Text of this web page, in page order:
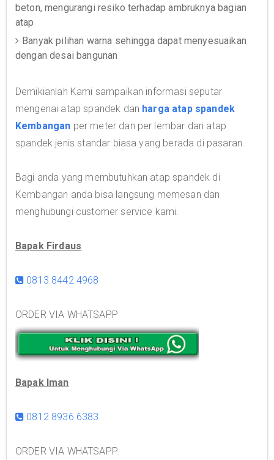
beton, mengurangi resiko terhadap ambruknya bagian
atap
Banyak pilihan warna sehingga dapat menyesuaikan
dengan desai bangunan
Demikianlah Kami sampaikan informasi seputar
mengenai atap spandek dan harga atap spandek
Kembangan per meter dan per lembar dari atap
spandek jenis standar biasa yang berada di pasaran.
Bagi anda yang membutuhkan atap spandek di
Kembangan anda bisa langsung memesan dan
menghubungi customer service kami.
Bapak Firdaus
0813 8442 4968
ORDER VIA WHATSAPP
Bapak Iman
0812 8936 6383
ORDER VIA WHATSAPP